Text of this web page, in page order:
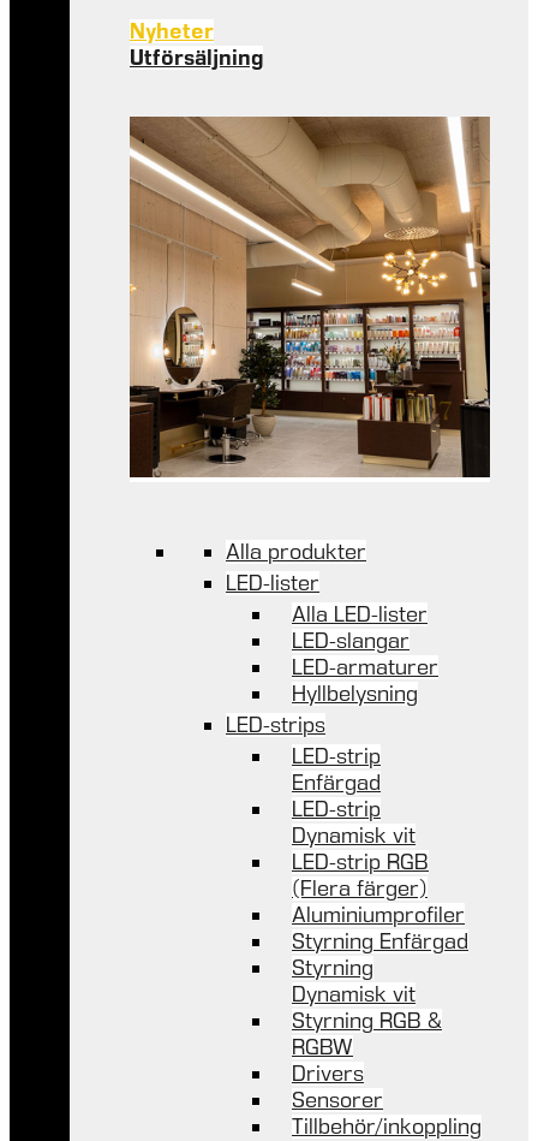
Nyheter
Utförsäljning
Alla produkter
LED-lister
Alla LED-lister
LED-slangar
LED-armaturer
Hyllbelysning
LED-strips
LED-strip
Enfärgad
LED-strip
Dynamisk vit
LED-strip RGB
(Flera färger)
Aluminiumprofiler
Styrning Enfärgad
Styrning
Dynamisk vit
Styrning RGB &
RGBW
Drivers
Sensorer
Tillbehör/inkoppling